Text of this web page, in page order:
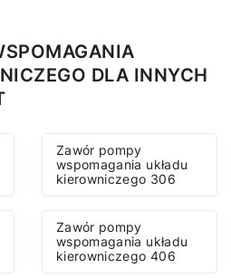
DLA INNYCH
Zawór pompy
wspomagania układu
kierowniczego 306
Zawór pompy
wspomagania układu
kierowniczego 406